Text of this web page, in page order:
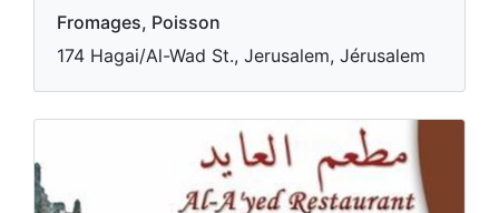
Fromages, Poisson
174 Hagai/Al-Wad St., Jerusalem, Jérusalem